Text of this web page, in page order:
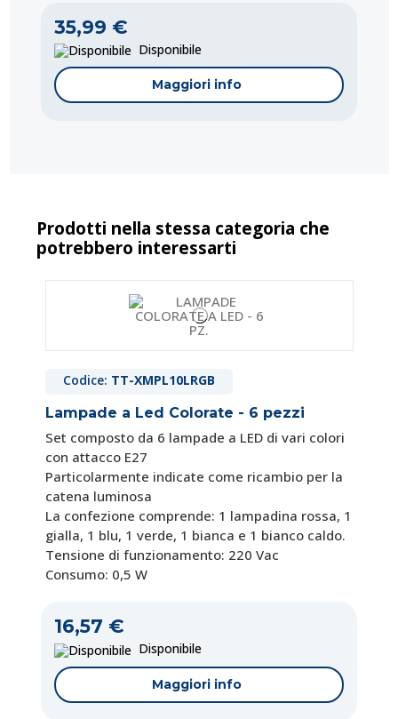
35,99 €
Disponibile
Maggiori info
Prodotti nella stessa categoria che
potrebbero interessarti
Codice: TT-XMPL10LRGB
Lampade a Led Colorate - 6 pezzi
Set composto da 6 lampade a LED di vari colori
con attacco E27
Particolarmente indicate come ricambio per la
catena luminosa
La confezione comprende: 1 lampadina rossa, 1
gialla, 1 blu, 1 verde, 1 bianca e 1 bianco caldo.
Tensione di funzionamento: 220 Vac
Consumo: 0,5 W
16,57 €
Disponibile
Maggiori info